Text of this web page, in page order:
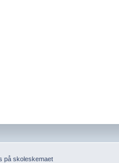
på skoleskemaet